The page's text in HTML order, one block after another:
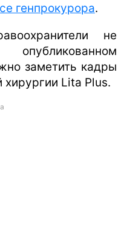
генпрокурора.
не
заметить кадры
хирургии Lita Plus.